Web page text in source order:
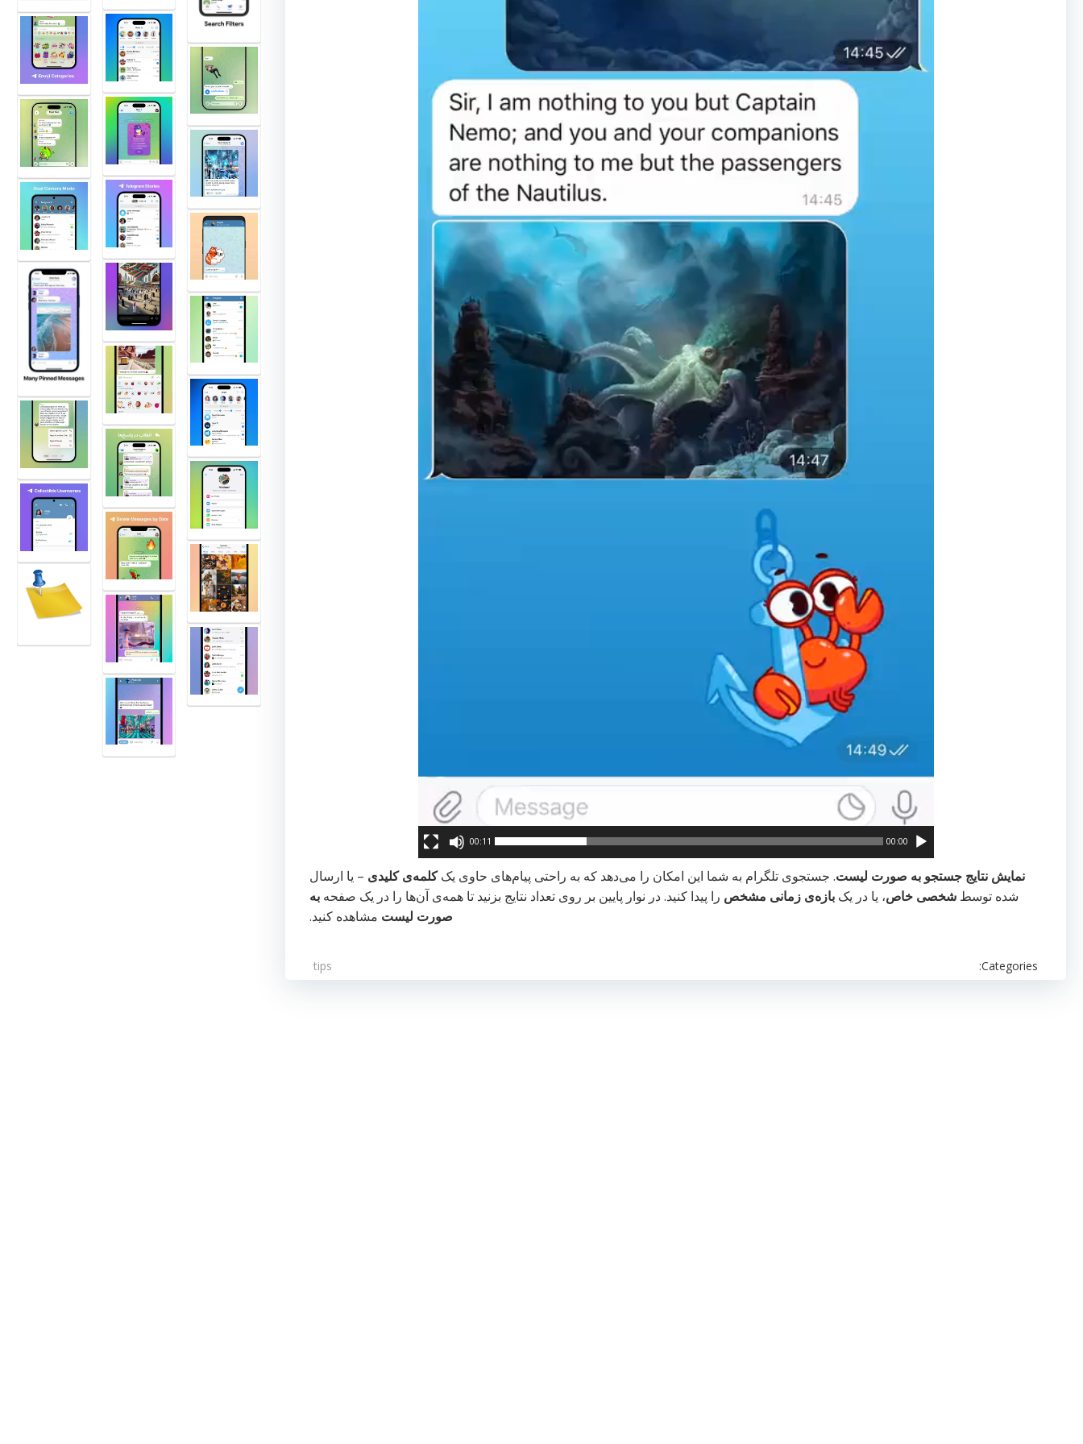
00:00
00:11
نمایش نتایج جستجو به صورت لیست. جستجوی تلگرام به شما این امکان را می‌دهد که به راحتی پیام‌های حاوی یککلمه‌ی کلیدی – یا ارسال
شده توسط شخصی خاص، یا در یک بازه‌ی زمانی مشخص را پیدا کنید. در نوار پایین بر روی تعداد نتایج بزنید تا همه‌ی آن‌ها را در یک صفحه به
صورت لیست مشاهده کنید.
Categories:
tips